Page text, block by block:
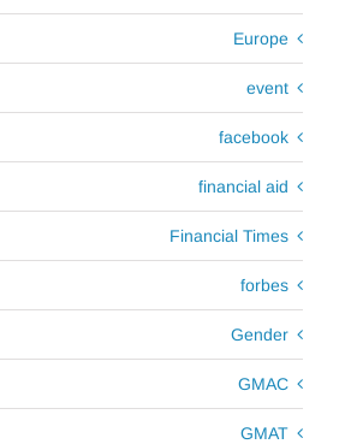
Europe
event
facebook
financial aid
Financial Times
forbes
Gender
GMAC
GMAT